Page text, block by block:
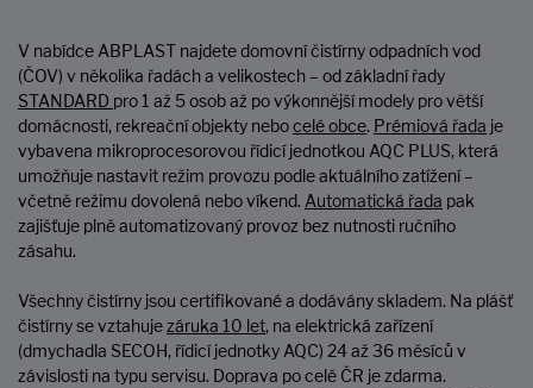
V nabídce ABPLAST najdete domovní čistírny odpadních vod
(ČOV) v několika řadách a velikostech – od základní řady
STANDARD pro 1 až 5 osob až po výkonnější modely pro větší
domácnosti, rekreační objekty nebocelé obce. Prémiová řada je
vybavena mikroprocesorovou řídicí jednotkou AQC PLUS, která
umožňuje nastavit režim provozu podle aktuálního zatížení –
včetně režimu dovolená nebo víkend. Automatická řada pak
zajišťuje plně automatizovaný provoz bez nutnosti ručního
zásahu.
Všechny čistírny jsou certifikované a dodávány skladem. Na plášť
čistírny se vztahujezáruka 10 let, na elektrická zařízení
(dmychadla SECOH, řídicí jednotky AQC) 24 až 36 měsíců v
závislosti na typu servisu. Doprava po celé ČR je zdarma.